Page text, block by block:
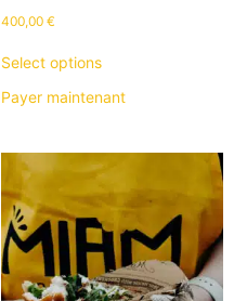
400,00 €
Select options
Payer maintenant